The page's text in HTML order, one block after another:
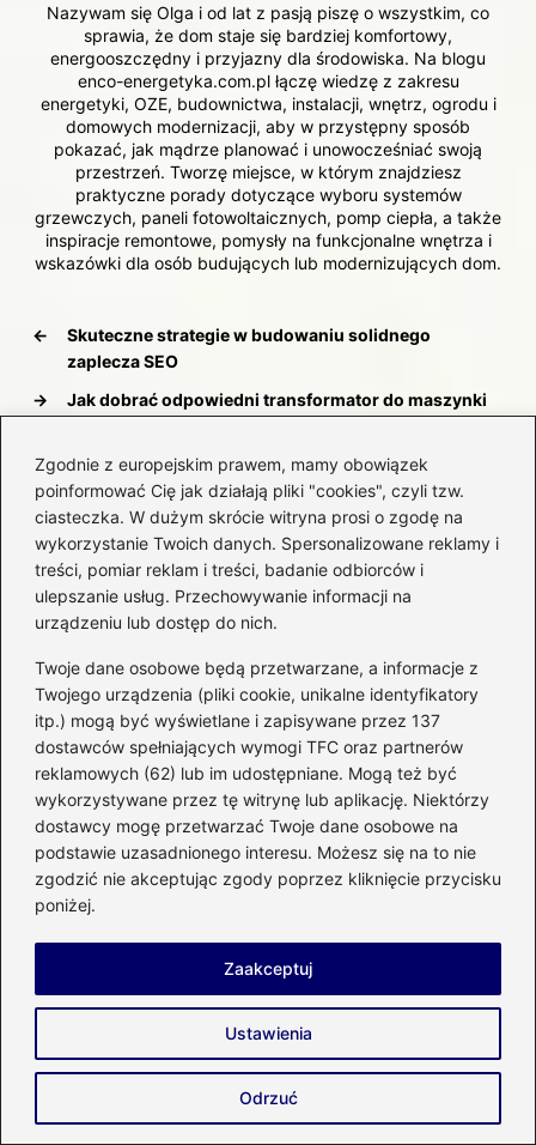
Zgodnie z europejskim prawem, mamy obowiązek
poinformować Cię jak działają pliki "cookies", czyli tzw.
ciasteczka. W dużym skrócie witryna prosi o zgodę na
wykorzystanie Twoich danych. Spersonalizowane reklamy i
treści, pomiar reklam i treści, badanie odbiorców i
ulepszanie usług. Przechowywanie informacji na
urządzeniu lub dostęp do nich.
Twoje dane osobowe będą przetwarzane, a informacje z
Twojego urządzenia (pliki cookie, unikalne identyfikatory
itp.) mogą być wyświetlane i zapisywane przez 137
dostawców spełniających wymogi TFC oraz partnerów
reklamowych (62) lub im udostępniane. Mogą też być
wykorzystywane przez tę witrynę lub aplikację. Niektórzy
dostawcy mogę przetwarzać Twoje dane osobowe na
podstawie uzasadnionego interesu. Możesz się na to nie
zgodzić nie akceptując zgody poprzez kliknięcie przycisku
poniżej.
Ustawienia
Odrzuć
Zaakceptuj
Nazywam się Olga i od lat z pasją piszę o wszystkim, co
sprawia, że dom staje się bardziej komfortowy,
energooszczędny i przyjazny dla środowiska. Na blogu
enco-energetyka.com.pl łączę wiedzę z zakresu
energetyki, OZE, budownictwa, instalacji, wnętrz, ogrodu i
domowych modernizacji, aby w przystępny sposób
pokazać, jak mądrze planować i unowocześniać swoją
przestrzeń. Tworzę miejsce, w którym znajdziesz
praktyczne porady dotyczące wyboru systemów
grzewczych, paneli fotowoltaicznych, pomp ciepła, a także
inspiracje remontowe, pomysły na funkcjonalne wnętrza i
wskazówki dla osób budujących lub modernizujących dom.
←
Skuteczne strategie w budowaniu solidnego
zaplecza SEO
→
Jak dobrać odpowiedni transformator do maszynki
Dodaj komentarz
Twój adres email nie zostanie opublikowany.
Wymagane pola są oznaczone
Komentarz*
Nazwa*
Adres email*
Zapamiętaj moje dane w tej przeglądarce